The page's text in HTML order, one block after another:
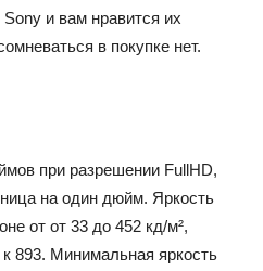
и вам нравится их
в покупке нет.
при разрешении FullHD,
на один дюйм. Яркость
от от 33 до 452 кд/м²,
к 893. Минимальная яркость